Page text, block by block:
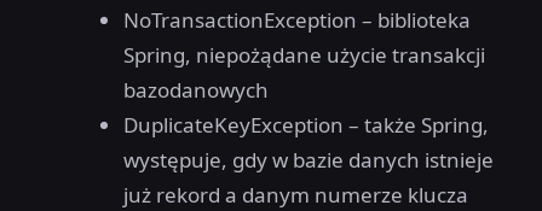
NoTransactionException – biblioteka
Spring, niepożądane użycie transakcji
bazodanowych
DuplicateKeyException – także Spring,
występuje, gdy w bazie danych istnieje
już rekord a danym numerze klucza